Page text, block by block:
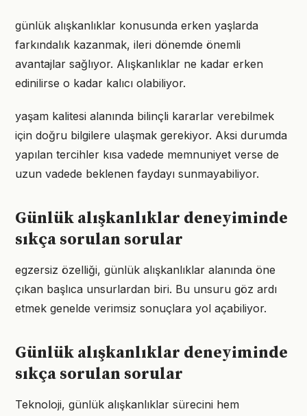
günlük alışkanlıklar konusunda erken yaşlarda
farkındalık kazanmak, ileri dönemde önemli
avantajlar sağlıyor. Alışkanlıklar ne kadar erken
edinilirse o kadar kalıcı olabiliyor.
yaşam kalitesi alanında bilinçli kararlar verebilmek
için doğru bilgilere ulaşmak gerekiyor. Aksi durumda
yapılan tercihler kısa vadede memnuniyet verse de
uzun vadede beklenen faydayı sunmayabiliyor.
Günlük alışkanlıklar deneyiminde
sıkça sorulan sorular
egzersiz özelliği, günlük alışkanlıklar alanında öne
çıkan başlıca unsurlardan biri. Bu unsuru göz ardı
etmek genelde verimsiz sonuçlara yol açabiliyor.
Günlük alışkanlıklar deneyiminde
sıkça sorulan sorular
Teknoloji, günlük alışkanlıklar sürecini hem